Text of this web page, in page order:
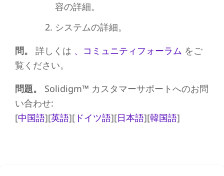
容の詳細。
システムの詳細。
問。
詳しくは 、コミュニティフォーラム をご
覧ください。
問題。
Solidigm™ カスタマーサポートへのお問
い合わせ:
[中国語][英語][ドイツ語][日本語][韓国語]